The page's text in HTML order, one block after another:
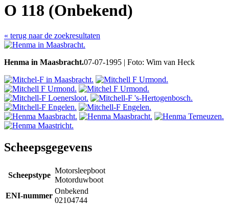
O 118 (Onbekend)
« terug naar de zoekresultaten
Henma in Maasbracht.07-07-1995 | Foto: Wim van Heck
Scheepsgegevens
Scheepstype
Motorsleepboot
Motorduwboot
ENI-nummer
Onbekend
02104744